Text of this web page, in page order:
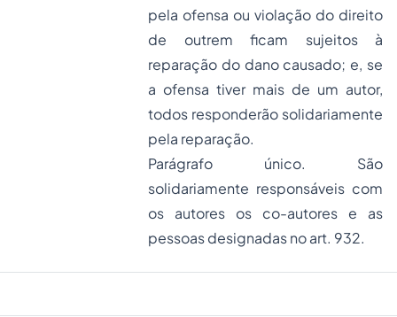
pela ofensa ou violação do direito
de outrem ficam sujeitos à
reparação do dano causado; e, se
a ofensa tiver mais de um autor,
todos responderão solidariamente
pela reparação.
Parágrafo único. São
solidariamente responsáveis com
os autores os co-autores e as
pessoas designadas no art. 932.